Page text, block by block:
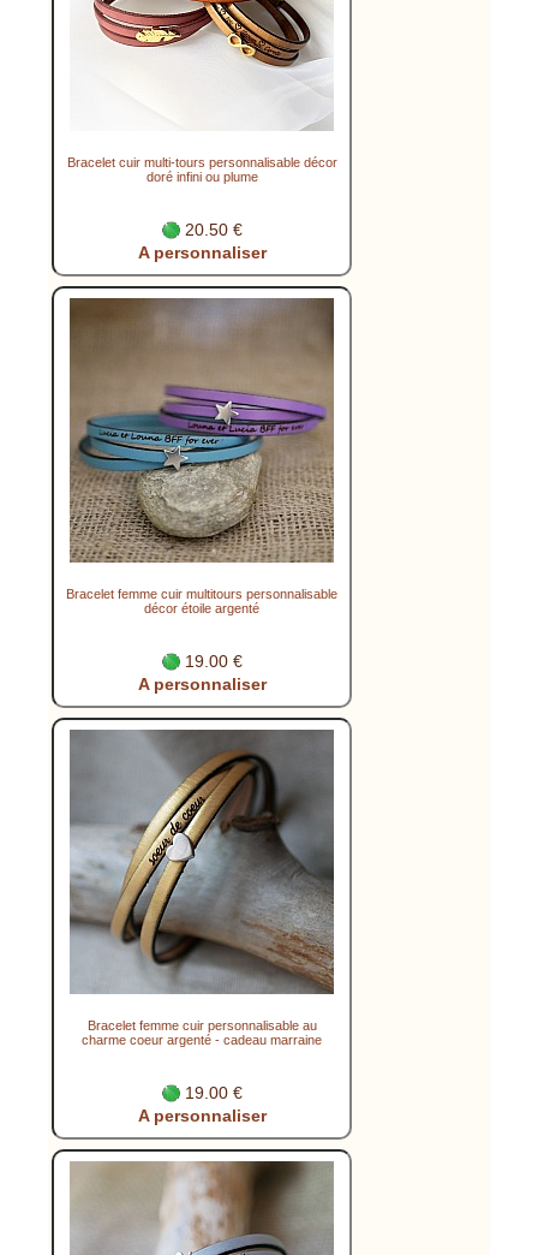
Bracelet cuir multi-tours personnalisable décor
doré infini ou plume
20.50 €
A personnaliser
Bracelet femme cuir multitours personnalisable
décor étoile argenté
19.00 €
A personnaliser
Bracelet femme cuir personnalisable au
charme coeur argenté - cadeau marraine
19.00 €
A personnaliser